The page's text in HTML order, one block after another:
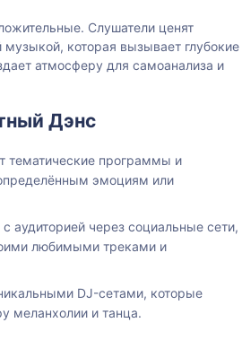
Слушатели ценят
которая вызывает глубокие
атмосферу для самоанализа и
Дэнс
тематические программы и
эмоциям или
аудиторией через социальные сети,
любимыми треками и
DJ-сетами, которые
меланхолии и танца.